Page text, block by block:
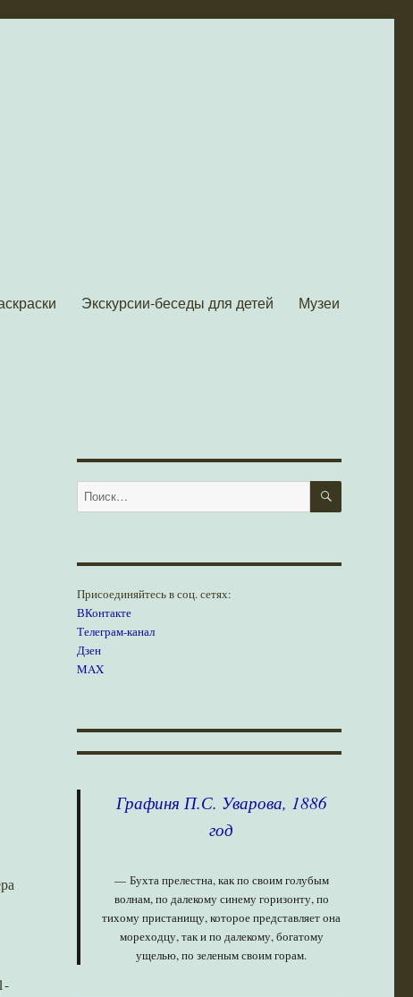
Экскурсии-беседы для детей
Музеи
Искать: ПОИСК
Присоединяйтесь в соц. сетях:
ВКонтакте
Телеграм-канал
Дзен
MAX
Графиня П.С. Уварова, 1886
год
Бухта прелестна, как по своим голубым
волнам, по далекому синему горизонту, по
тихому пристанищу, которое представляет она
мореходцу, так и по далекому, богатому
ущелью, по зеленым своим горам.